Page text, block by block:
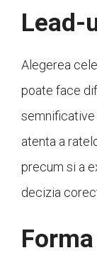
Lead-
Alegerea
poate face
semnificative
atenta a
precum si a
decizia